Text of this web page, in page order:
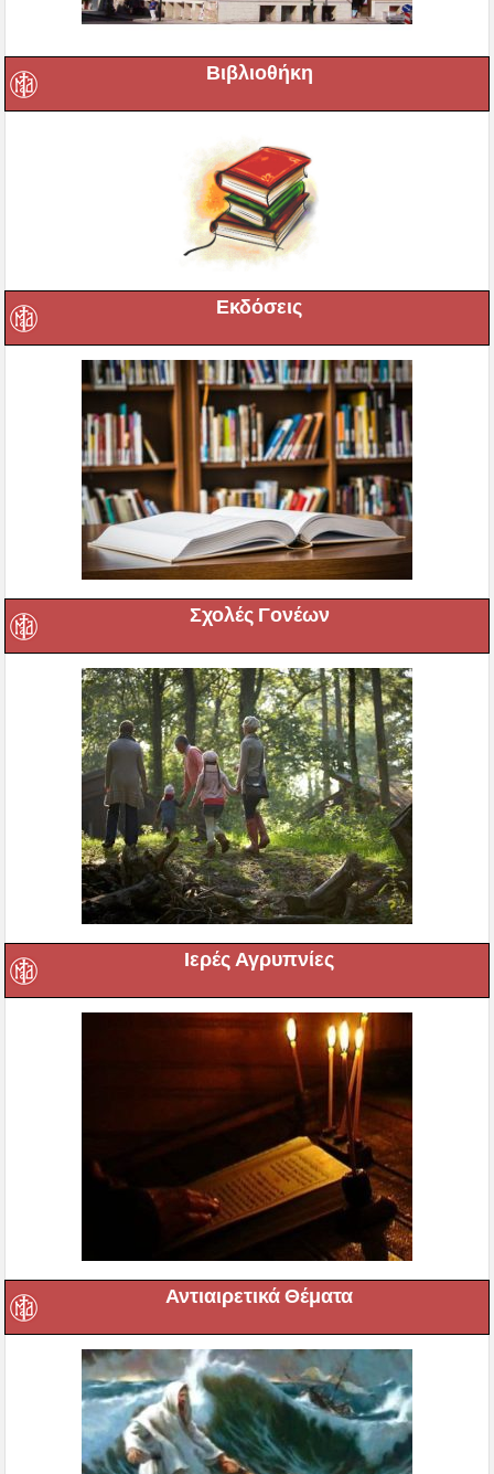
Βιβλιοθήκη
Εκδόσεις
Σχολές Γονέων
Ιερές Αγρυπνίες
Αντιαιρετικά Θέματα